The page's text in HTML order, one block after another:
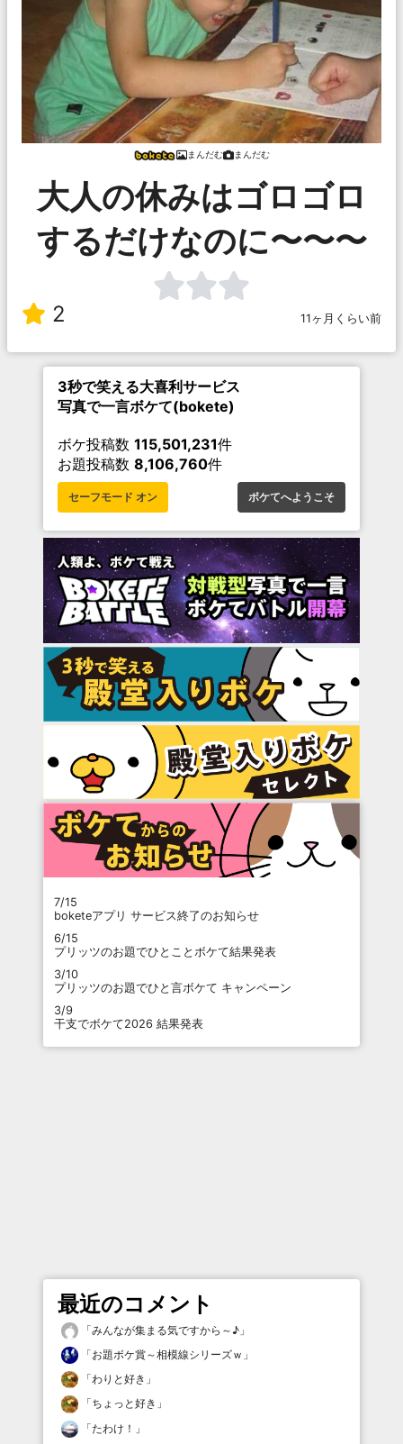
まんだむ まんだむ
大人の休みはゴロゴロ
するだけなのに〜〜〜
2 11ヶ月くらい前
3秒で笑える大喜利サービス
写真で一言ボケて(bokete)
ボケ投稿数 115,501,231件
お題投稿数 8,106,760件
セーフモード オン ボケてへようこそ
7/15
boketeアプリ サービス終了のお知らせ
6/15
プリッツのお題でひとことボケて結果発表
3/10
プリッツのお題でひと言ボケて キャンペーン
3/9
干支でボケて2026 結果発表
最近のコメント
「みんなが集まる気ですから～♪ 」
「お題ボケ賞～相模線シリーズｗ 」
「わりと好き 」
「ちょっと好き 」
「たわけ！ 」